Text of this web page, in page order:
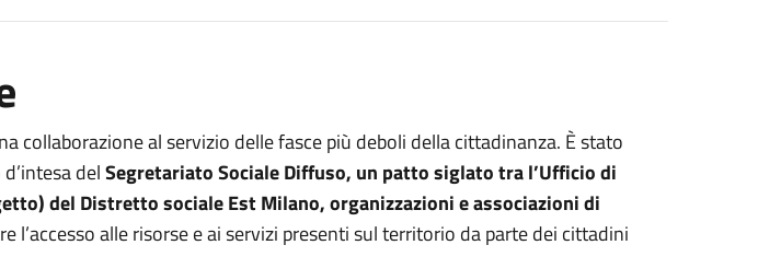
collaborazione al servizio delle fasce più deboli della cittadinanza. È stato
delSegretariato Sociale Diffuso, un patto siglato tra l’Ufficio di
del Distretto sociale Est Milano, organizzazioni e associazioni di
l’accesso alle risorse e ai servizi presenti sul territorio da parte dei cittadini